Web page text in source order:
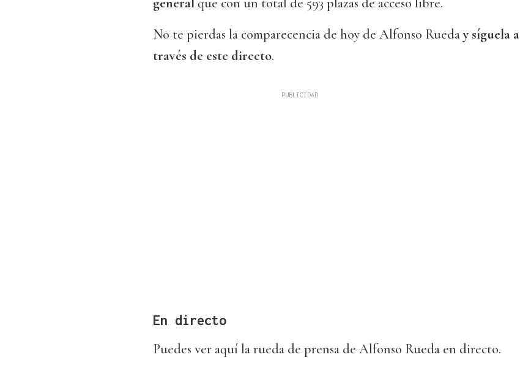
generalque con un total de 593 plazas de acceso libre.
No te pierdas la comparecencia de hoy de Alfonso Rueday síguela a
través de este directo.
En directo
Puedes ver aquí la rueda de prensa de Alfonso Rueda en directo.